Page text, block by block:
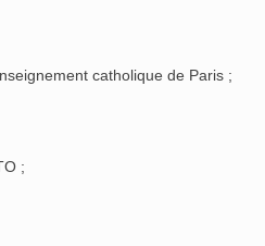
catholique de Paris ;
;